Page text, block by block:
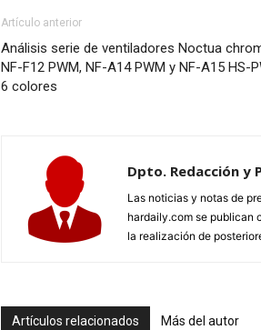
Artículo anterior
Análisis serie de ventiladores Noctua
NF-F12 PWM, NF-A14 PWM y NF-A15
6 colores
Dpto. Redacción y
Las noticias y notas de
hardaily.com se publican
la realización de
Artículos relacionados Más del autor